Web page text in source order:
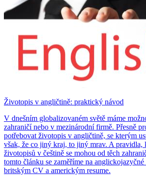
Životopis v angličtině: praktický návod
V dnešním globalizovaném světě máme
zahraničí nebo v mezinárodní firmě. Přesně
potřebovat životopis v angličtině, se kterým
však, že co jiný kraj, to jiný mrav. A pravidla,
životopisů v češtině se mohou od těch
tomto článku se zaměříme na
britským CV a americkým resume.